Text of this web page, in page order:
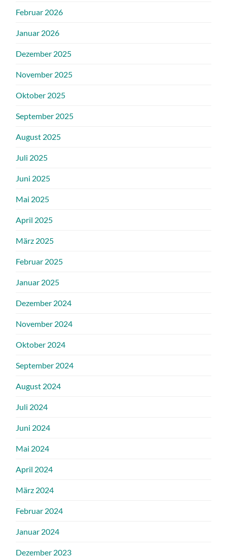
Februar 2026
Januar 2026
Dezember 2025
November 2025
Oktober 2025
September 2025
August 2025
Juli 2025
Juni 2025
Mai 2025
April 2025
März 2025
Februar 2025
Januar 2025
Dezember 2024
November 2024
Oktober 2024
September 2024
August 2024
Juli 2024
Juni 2024
Mai 2024
April 2024
März 2024
Februar 2024
Januar 2024
Dezember 2023